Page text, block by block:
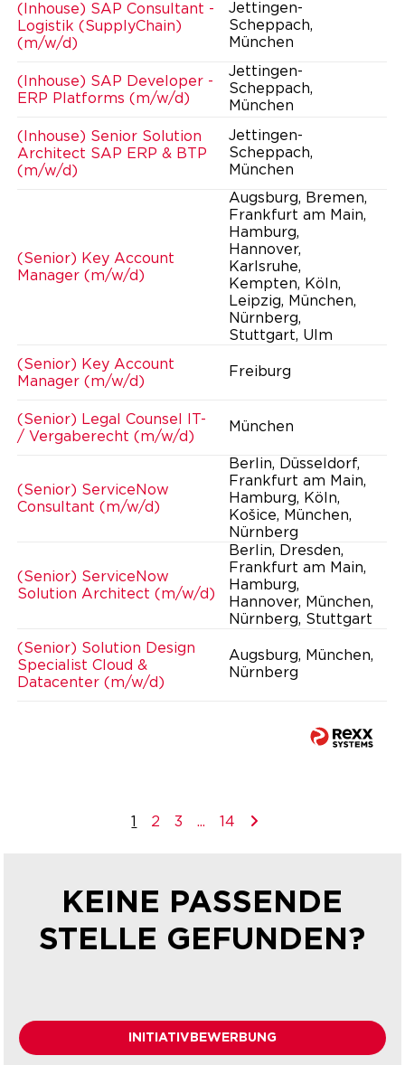
(Inhouse) SAP Consultant -
Logistik (SupplyChain)
(m/w/d)
Jettingen-
Scheppach,
München
(Inhouse) SAP Developer -
ERP Platforms (m/w/d)
Jettingen-
Scheppach,
München
(Inhouse) Senior Solution
Architect SAP ERP & BTP
(m/w/d)
Jettingen-
Scheppach,
München
(Senior) Key Account
Manager (m/w/d)
Augsburg, Bremen,
Frankfurt am Main,
Hamburg,
Hannover,
Karlsruhe,
Kempten, Köln,
Leipzig, München,
Nürnberg,
Stuttgart, Ulm
(Senior) Key Account
Manager (m/w/d)
Freiburg
(Senior) Legal Counsel IT-
/ Vergaberecht (m/w/d)
München
(Senior) ServiceNow
Consultant (m/w/d)
Berlin, Düsseldorf,
Frankfurt am Main,
Hamburg, Köln,
Košice, München,
Nürnberg
(Senior) ServiceNow
Solution Architect (m/w/d)
Berlin, Dresden,
Frankfurt am Main,
Hamburg,
Hannover, München,
Nürnberg, Stuttgart
(Senior) Solution Design
Specialist Cloud &
Datacenter (m/w/d)
Augsburg, München,
Nürnberg
1 2 3 ... 14
KEINE PASSENDE
STELLE GEFUNDEN?
INITIATIVBEWERBUNG